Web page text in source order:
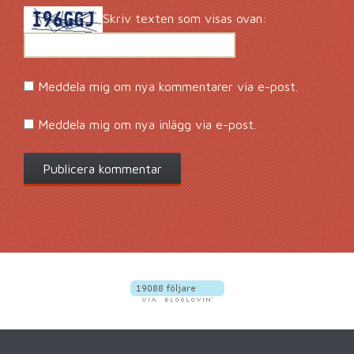
Skriv texten som visas ovan:
Meddela mig om nya kommentarer via e-post.
Meddela mig om nya inlägg via e-post.